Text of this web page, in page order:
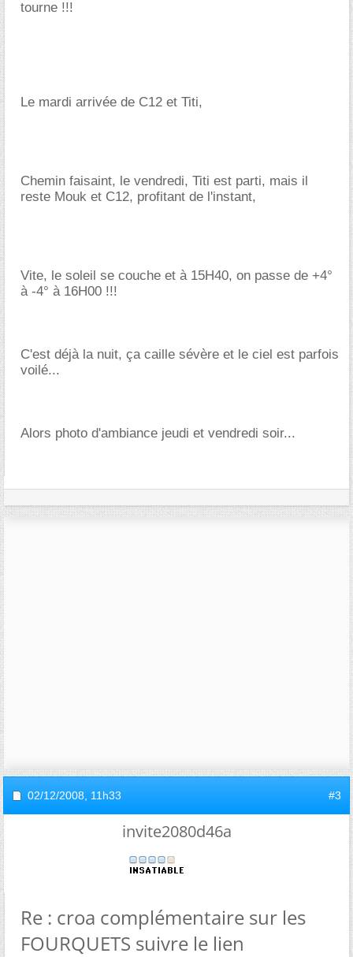
tourne !!!
Le mardi arrivée de C12 et Titi,
Chemin faisaint, le vendredi, Titi est parti, mais il
reste Mouk et C12, profitant de l'instant,
Vite, le soleil se couche et à 15H40, on passe de +4°
à -4° à 16H00 !!!
C'est déjà la nuit, ça caille sévère et le ciel est parfois
voilé...
Alors photo d'ambiance jeudi et vendredi soir...
02/12/2008, 11h33 #3
invite2080d46a
Re : croa complémentaire sur les
FOURQUETS suivre le lien